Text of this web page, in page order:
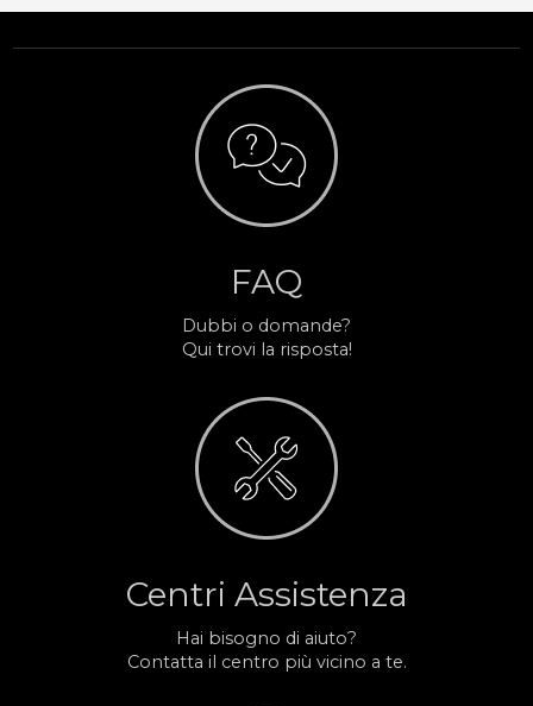
FAQ
Dubbi o domande?
Qui trovi la risposta!
Centri Assistenza
Hai bisogno di aiuto?
Contatta il centro più vicino a te.